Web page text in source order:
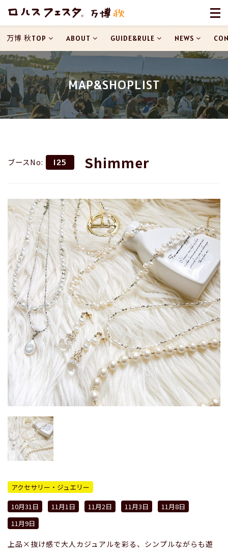
MAP&SHOPLIST
万博 秋TOP ABOUT GUIDE&RULE NEWS
ブースNo: 125 Shimmer
アクセサリー・ジュエリー
10月31日
11月1日 11月2日 11月3日
11月8日
11月9日
上品×抜け感で大人カジュアルを彩る、シンプルながらも遊